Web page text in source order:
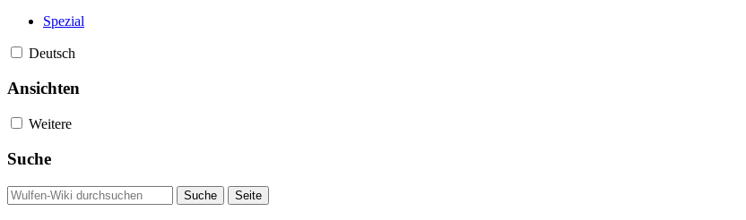
Spezial
Deutsch
Ansichten
Weitere
Suche